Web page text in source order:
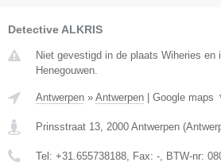
Detective ALKRIS
Niet gevestigd in de plaats Wiheries en
Henegouwen.
Antwerpen » Antwerpen Google maps
Prinsstraat 13 2000 Antwerpen (
Tel: +31.655738188 , Fax: - , BTW-nr: